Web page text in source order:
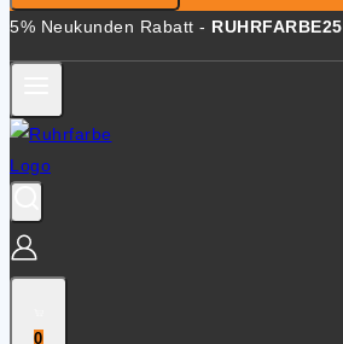
5% Neukunden Rabatt - RUHRFARBE25
0